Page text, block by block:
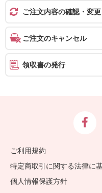
ご注文内容の確認・変更
ご注文のキャンセル
領収書の発行
ご利用規約
特定商取引に関する法律に
個人情報保護方針